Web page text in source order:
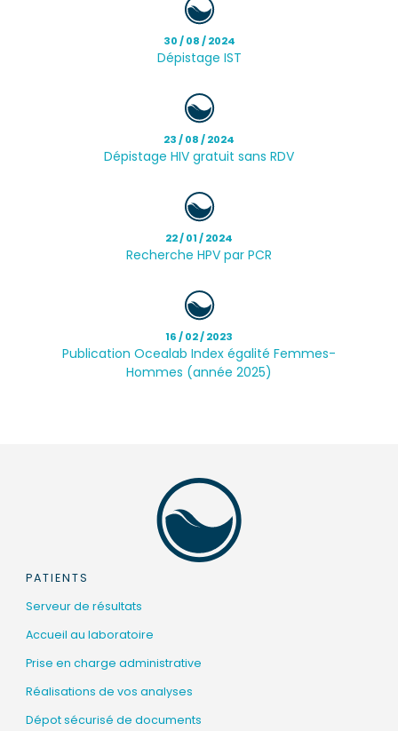
30 / 08 / 2024
Dépistage IST
23 / 08 / 2024
Dépistage HIV gratuit sans RDV
22 / 01 / 2024
Recherche HPV par PCR
16 / 02 / 2023
Publication Ocealab Index égalité Femmes-
Hommes (année 2025)
PATIENTS
Serveur de résultats
Accueil au laboratoire
Prise en charge administrative
Réalisations de vos analyses
Dépot sécurisé de documents